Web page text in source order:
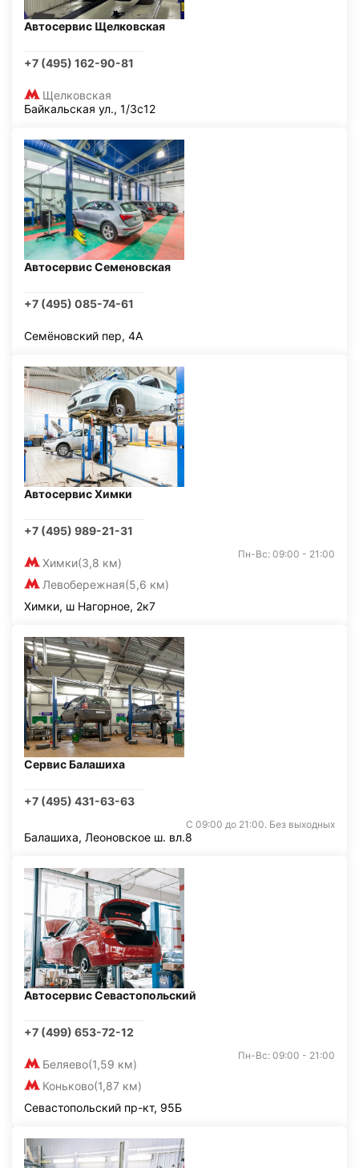
Автосервис Щелковская
+7 (495) 162-90-81
Щелковская
Байкальская ул., 1/3с12
Автосервис Семеновская
+7 (495) 085-74-61
Семёновский пер, 4А
Автосервис Химки
+7 (495) 989-21-31
Химки(3,8 км)
Левобережная(5,6 км)
Пн-Вс: 09:00 - 21:00
Химки, ш Нагорное, 2к7
Сервис Балашиха
+7 (495) 431-63-63
С 09:00 до 21:00. Без выходных
Балашиха, Леоновское ш. вл.8
Автосервис Севастопольский
+7 (499) 653-72-12
Беляево(1,59 км)
Коньково(1,87 км)
Пн-Вс: 09:00 - 21:00
Севастопольский пр-кт, 95Б